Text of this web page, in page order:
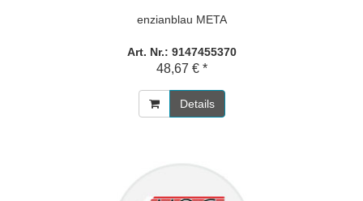
enzianblau META
Art. Nr.: 9147455370
48,67 € *
Details